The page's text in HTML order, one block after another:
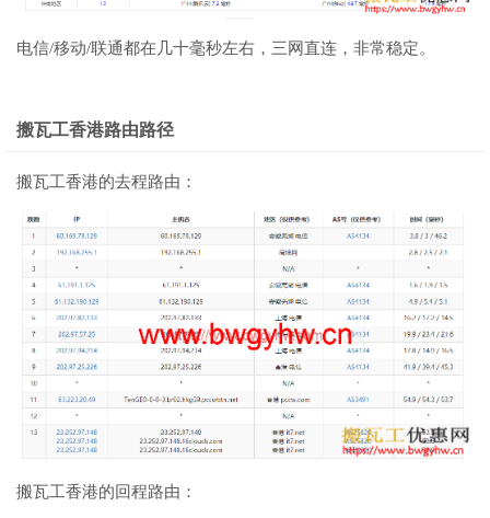
电信/移动/联通都在几十毫秒左右，三网直连，非常稳定。
搬瓦工香港路由路径
搬瓦工香港的去程路由：
搬瓦工香港的回程路由：